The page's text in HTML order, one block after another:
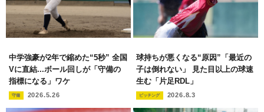
中学強豪が2年で縮めた“5秒” 全国
Vに直結...ボール回しが「守備の
指標になる」ワケ
守備 2026.5.26
球持ちが悪くなる“原因”「最近の
子は倒れない」 見た目以上の球速
生む「片足RDL」
ピッチング 2026.8.3